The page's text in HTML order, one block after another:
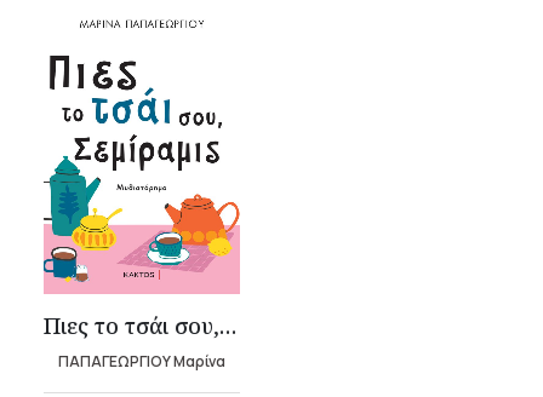
Πιες το τσάι σου, Σεμίραμις
ΠΑΠΑΓΕΩΡΓΙΟΥ Μαρίνα